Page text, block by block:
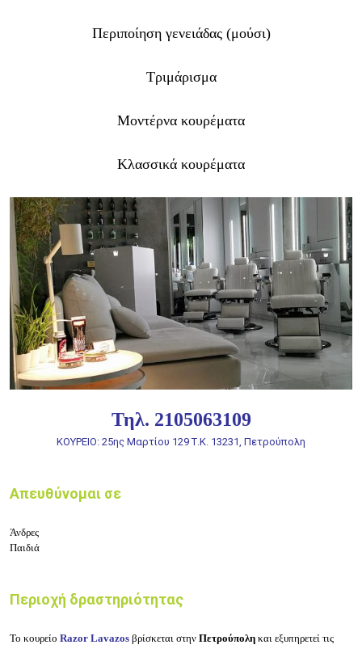
Περιποίηση γενειάδας (μούσι)
Τριμάρισμα
Μοντέρνα κουρέματα
Κλασσικά κουρέματα
Τηλ. 2105063109
ΚΟΥΡΕΙΟ: 25ης Μαρτίου 129 Τ.Κ. 13231, Πετρούπολη
Απευθύνομαι σε
Άνδρες
Παιδιά
Περιοχή δραστηριότητας
Το κουρείο Razor Lavazos βρίσκεται στην Πετρούπολη και εξυπηρετεί τις